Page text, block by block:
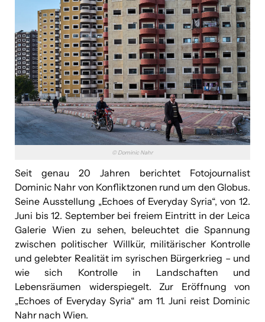
© Dominic Nahr
Seit genau 20 Jahren berichtet Fotojournalist
Dominic Nahr von Konfliktzonen rund um den Globus.
Seine Ausstellung „Echoes of Everyday Syria“, von 12.
Juni bis 12. September bei freiem Eintritt in der Leica
Galerie Wien zu sehen, beleuchtet die Spannung
zwischen politischer Willkür, militärischer Kontrolle
und gelebter Realität im syrischen Bürgerkrieg – und
wie sich Kontrolle in Landschaften und
Lebensräumen widerspiegelt. Zur Eröffnung von
„Echoes of Everyday Syria“ am 11. Juni reist Dominic
Nahr nach Wien.